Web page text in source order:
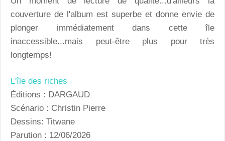
couverture de l'album est superbe et donne envie de
plonger immédiatement dans cette île
inaccessible...mais peut-être plus pour très
longtemps!
L'île des riches
Éditions : DARGAUD
Scénario : Christin Pierre
Dessins: Titwane
Parution : 12/06/2026